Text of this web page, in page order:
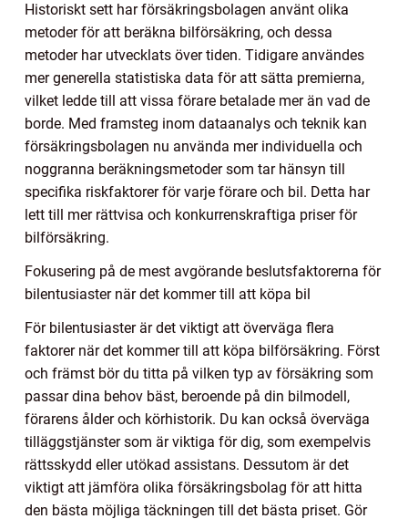
Historiskt sett har försäkringsbolagen använt olika
metoder för att beräkna bilförsäkring, och dessa
metoder har utvecklats över tiden. Tidigare användes
mer generella statistiska data för att sätta premierna,
vilket ledde till att vissa förare betalade mer än vad de
borde. Med framsteg inom dataanalys och teknik kan
försäkringsbolagen nu använda mer individuella och
noggranna beräkningsmetoder som tar hänsyn till
specifika riskfaktorer för varje förare och bil. Detta har
lett till mer rättvisa och konkurrenskraftiga priser för
bilförsäkring.
Fokusering på de mest avgörande beslutsfaktorerna för
bilentusiaster när det kommer till att köpa bil
För bilentusiaster är det viktigt att överväga flera
faktorer när det kommer till att köpa bilförsäkring. Först
och främst bör du titta på vilken typ av försäkring som
passar dina behov bäst, beroende på din bilmodell,
förarens ålder och körhistorik. Du kan också överväga
tilläggstjänster som är viktiga för dig, som exempelvis
rättsskydd eller utökad assistans. Dessutom är det
viktigt att jämföra olika försäkringsbolag för att hitta
den bästa möjliga täckningen till det bästa priset. Gör